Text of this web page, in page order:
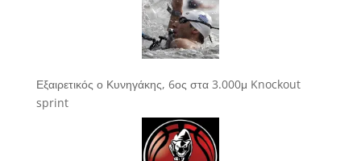
Εξαιρετικός ο Κυνηγάκης, 6ος στα 3.000μ Knockout
sprint